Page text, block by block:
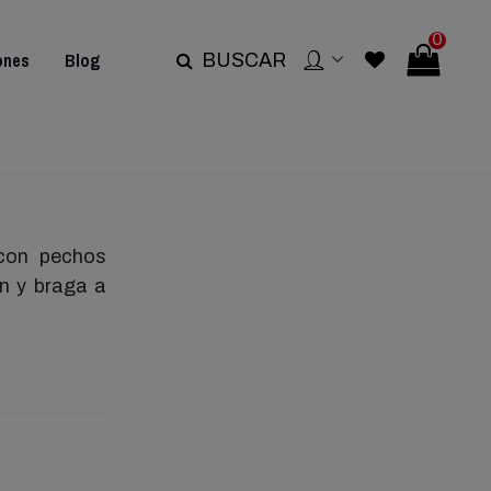
Blog BUSCAR
0
pechos
y braga a